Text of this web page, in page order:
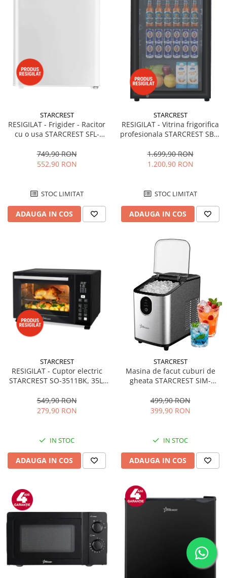
STARCREST
RESIGILAT - Frigider - Racitor
cu o usa STARCREST SFL-
92L, Iluminare interioara,H 83
cm, Alb
749,90 RON
552,90 RON
STOC LIMITAT
ADAUGA IN COS
STARCREST
RESIGILAT - Vitrina frigorifica
profesionala STARCREST SBC-
reglabil, Iluminare LED, H 104
cm, Negru
1.699,90 RON
1.200,90 RON
STOC LIMITAT
ADAUGA IN COS
STARCREST
RESIGILAT - Cuptor electric
STARCREST SO-3511BK, 35L,
Programe predefinite,
Interfata digitala, Negru
549,90 RON
279,90 RON
IN STOC
ADAUGA IN COS
STARCREST
Masina de facut cuburi de
gheata STARCREST SIM-
12Kg/24h, Cos gheata
detasabil, Rezervor apa 0.8 l,
499,90 RON
399,90 RON
IN STOC
ADAUGA IN COS